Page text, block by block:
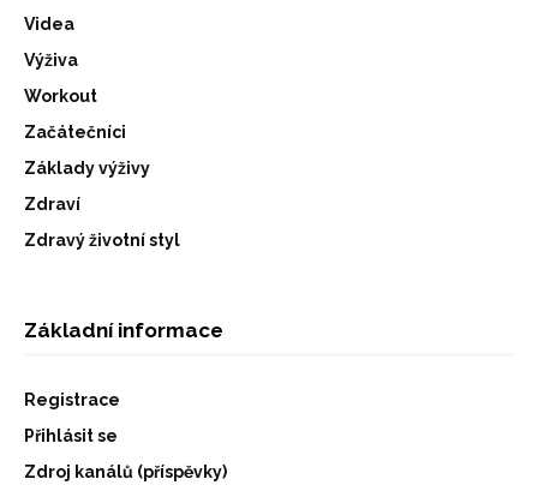
Videa
Výživa
Workout
Začátečníci
Základy výživy
Zdraví
Zdravý životní styl
Základní informace
Registrace
Přihlásit se
Zdroj kanálů (příspěvky)